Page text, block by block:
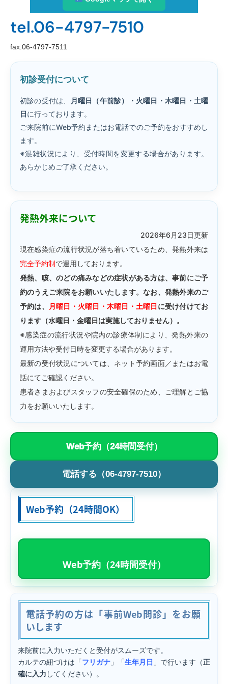
tel.06-4797-7510
fax.06-4797-7511
初診受付について
初診の受付は、
月曜日（午前診）・火曜日・木曜日・土曜
日に行っております。
ご来院前にWeb予約またはお電話でのご予約をおすすめし
ます。
※混雑状況により、受付時間を変更する場合があります。
あらかじめご了承ください。
発熱外来について
2026年6月23日更新
現在感染症の流行状況が落ち着いているため、発熱外来は
完全予約制で運用しております。
発熱、咳、のどの痛みなどの症状がある方は、事前にご予
約のうえご来院をお願いいたします。なお、発熱外来のご
予約は、
月曜日・火曜日・木曜日・土曜日 に受け付けてお
ります（水曜日・金曜日は実施しておりません）。
※感染症の流行状況や院内の診療体制により、発熱外来の
運用方法や受付日時を変更する場合があります。
最新の受付状況については、ネット予約画面／またはお電
話にてご確認ください。
患者さまおよびスタッフの安全確保のため、ご理解とご協
力をお願いいたします。
Web予約（24時間受付）
電話する（06-4797-7510）
Web予約（24時間OK）
Web予約（24時間受付）
電話予約の方は「事前Web問診」をお願
いします
来院前に入力いただくと受付がスムーズです。
カルテの紐づけは「フリガナ 」「生年月日 」で行います（正
確に入力 してください）。